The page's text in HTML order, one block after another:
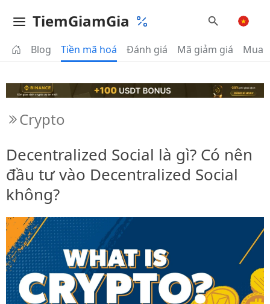
TiemGiamGia
Blog Tiền mã hoá Đánh giá Mã giảm giá Mua
Crypto
Decentralized Social là gì? Có nên
đầu tư vào Decentralized Social
không?